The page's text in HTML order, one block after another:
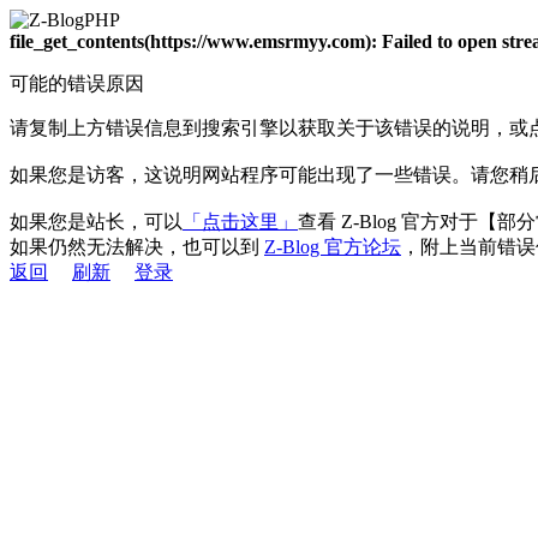
file_get_contents(https://www.emsrmyy.com): Failed to open
可能的错误原因
请复制上方错误信息到搜索引擎以获取关于该错误的说明，或
如果您是访客，这说明网站程序可能出现了一些错误。请您稍
如果您是站长，可以 「点击这里」 查看 Z-Blog 官方对于【部
如果仍然无法解决，也可以到 Z-Blog 官方论坛 ，附上当前错
返回
刷新 登录